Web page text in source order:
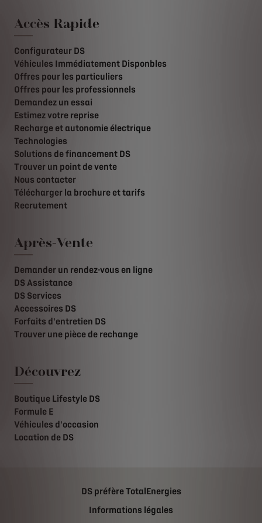
Accès Rapide
Configurateur DS
Véhicules Immédiatement Disponbles
Offres pour les particuliers
Offres pour les professionnels
Demandez un essai
Estimez votre reprise
Recharge et autonomie électrique
Technologies
Solutions de financement DS
Trouver un point de vente
Nous contacter
Télécharger la brochure et tarifs
Recrutement
Après-Vente
Demander un rendez-vous en ligne
DS Assistance
DS Services
Accessoires DS
Forfaits d'entretien DS
Trouver une pièce de rechange
Découvrez
Boutique Lifestyle DS
Formule E
Véhicules d'occasion
Location de DS
DS préfère TotalEnergies
Informations légales